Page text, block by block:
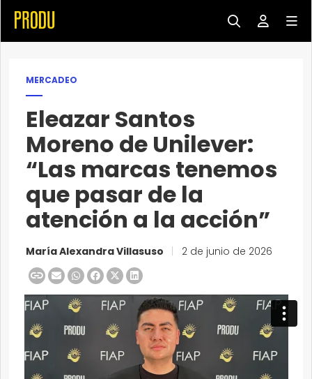
MERCADEO
Eleazar Santos
Moreno de Unilever:
“Las marcas tenemos
que pasar de la
atención a la acción”
María Alexandra Villasuso 2 de junio de 2026